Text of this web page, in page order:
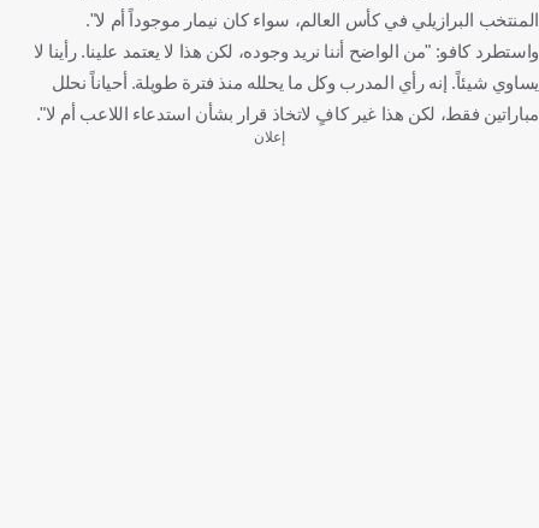
المنتخب البرازيلي في كأس العالم، سواء كان نيمار موجوداً أم لا".
واستطرد كافو: "من الواضح أننا نريد وجوده، لكن هذا لا يعتمد علينا. رأينا لا
يساوي شيئاً. إنه رأي المدرب وكل ما يحلله منذ فترة طويلة. أحياناً نحلل
مباراتين فقط، لكن هذا غير كافٍ لاتخاذ قرار بشأن استدعاء اللاعب أم لا".
إعلان